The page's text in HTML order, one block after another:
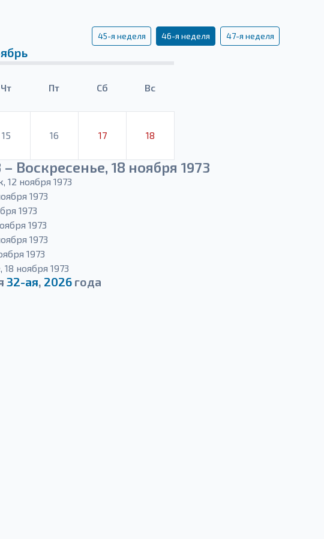
45-я неделя 46-я неделя 47-я неделя
Чт Пт Сб Вс
15 16 17 18
Воскресенье, 18 ноября 1973
12 ноября 1973
1973
1973
1973
1973
1973
ноября 1973
32-ая, 2026 года